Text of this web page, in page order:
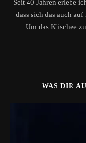
Seit 40 Jahren erlebe
dass sich das auch
Um das Klischee
WAS DIR